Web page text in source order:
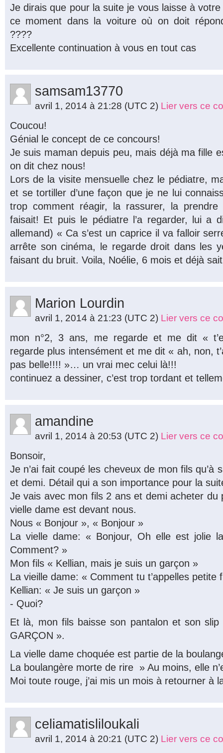
Je dirais que pour la suite je vous laisse à
ce moment dans la voiture où on doit
????
Excellente continuation à vous en tout cas
samsam13770
avril 1, 2014 à 21:28 (UTC 2) Lier vers ce
Coucou!
Génial le concept de ce concours!
Je suis maman depuis peu, mais déjà ma fille
on dit chez nous!
Lors de la visite mensuelle chez le pédiatre,
et se tortiller d’une façon que je ne lui
trop comment réagir, la rassurer, la
faisait! Et puis le pédiatre l’a regarder, lui a
allemand) « Ca s’est un caprice il va falloir
arrête son cinéma, le regarde droit dans les
faisant du bruit. Voila, Noélie, 6 mois et déjà
Marion Lourdin
avril 1, 2014 à 21:23 (UTC 2) Lier vers ce
mon n°2, 3 ans, me regarde et me dit «
regarde plus intensément et me dit « ah, non,
pas belle!!!! »… un vrai mec celui là!!!
continuez a dessiner, c’est trop tordant et
amandine
avril 1, 2014 à 20:53 (UTC 2) Lier vers ce
Bonsoir,
Je n’ai fait coupé les cheveux de mon fils qu’à
et demi. Détail qui a son importance pour la
Je vais avec mon fils 2 ans et demi acheter du
vielle dame est devant nous.
Nous « Bonjour », « Bonjour »
La vielle dame: « Bonjour, Oh elle est jolie
Comment? »
Mon fils « Kellian, mais je suis un garçon »
La vieille dame: « Comment tu t’appelles petite
Kellian: « Je suis un garçon »
- Quoi?
Et là, mon fils baisse son pantalon et son
GARÇON ».
La vielle dame choquée est partie de la
La boulangère morte de rire » Au moins, elle
Moi toute rouge, j’ai mis un mois à retourner à
celiamatisliloukali
avril 1, 2014 à 20:21 (UTC 2) Lier vers ce